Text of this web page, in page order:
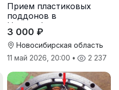
Прием пластиковых
поддонов в
Новосибирске
3 000 ₽
Новосибирская область
11 май 2026, 20:00 • 2 237